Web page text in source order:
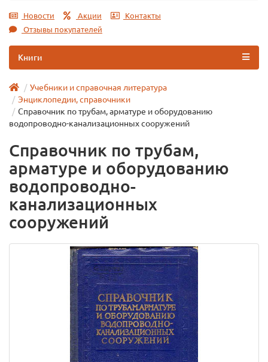
Новости Акции
Контакты
Отзывы покупателей
Книги
Учебники и справочная литература
Энциклопедии, справочники
Справочник по трубам, арматуре и оборудованию
водопроводно-канализационных сооружений
Справочник по трубам,
арматуре и оборудованию
водопроводно-
канализационных
сооружений